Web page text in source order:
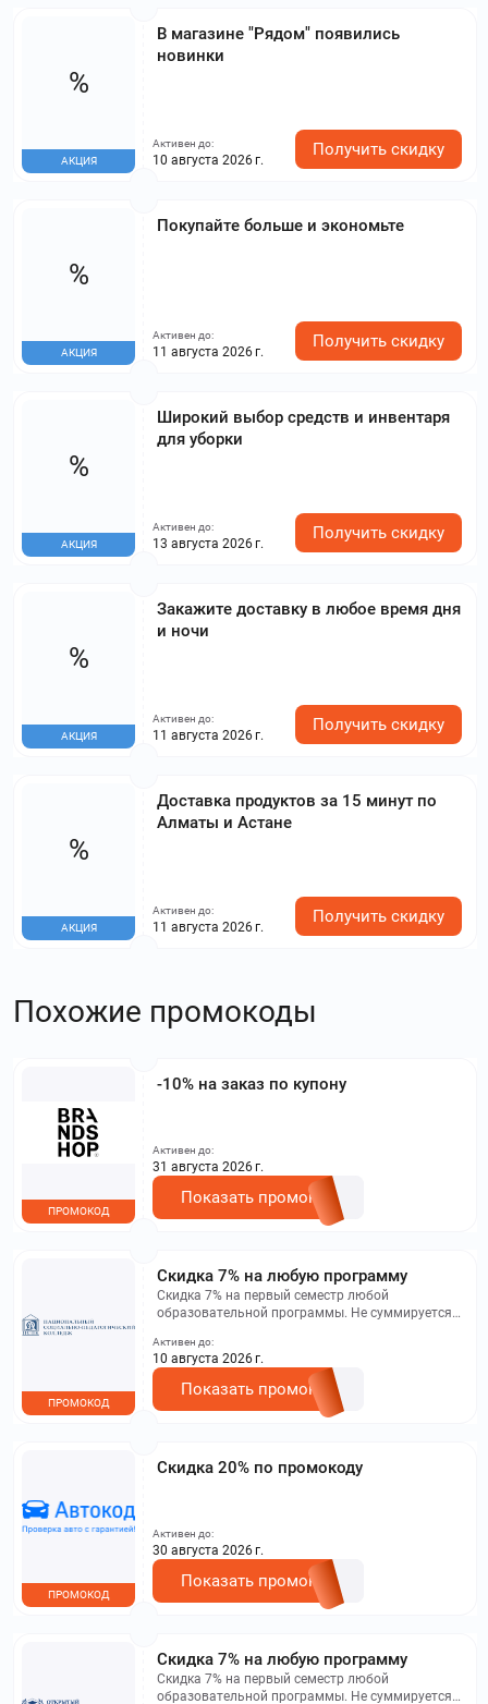
В магазине "Рядом" появились
новинки
%
АКЦИЯ
Активен до:
10 августа 2026 г.
Получить скидку
Покупайте больше и экономьте
%
АКЦИЯ
Активен до:
11 августа 2026 г.
Получить скидку
Широкий выбор средств и инвентаря
для уборки
%
АКЦИЯ
Активен до:
13 августа 2026 г.
Получить скидку
Закажите доставку в любое время дня
и ночи
%
АКЦИЯ
Активен до:
11 августа 2026 г.
Получить скидку
Доставка продуктов за 15 минут по
Алматы и Астане
%
АКЦИЯ
Активен до:
11 августа 2026 г.
Получить скидку
Похожие промокоды
-10% на заказ по купону
ПРОМОКОД
Активен до:
31 августа 2026 г.
Показать промокод
Скидка 7% на любую программу
Скидка 7% на первый семестр любой
образовательной программы. Не суммируется с
на сайте.
ПРОМОКОД
Активен до:
10 августа 2026 г.
Показать промокод
Скидка 20% по промокоду
ПРОМОКОД
Активен до:
30 августа 2026 г.
Показать промокод
Скидка 7% на любую программу
Скидка 7% на первый семестр любой
образовательной программы. Не суммируется с